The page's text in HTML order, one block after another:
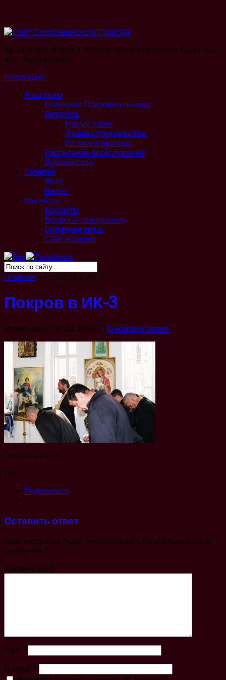
Храм иконы Божией Матери «Всех скорбящих Радость»
пос. Шаумянского
Навигация
Наш храм
Небесная Покровительница
Летопись
Новый храм.
Этапы строительства.
Из жизни прихода
Расписание богослужений
Духовенство
Галерея
Фото
Видео
Контакты
Контакты
Вопросы священнику
Обратная связь
Cайт епархии
Главная » » Покров в ИК-3
Покров в ИК-3
Размещено Окт 22, 2013 в | 0 комментариев
Покров в ИК-3
(9)
Поделиться
Оставить ответ
Ваш e-mail не будет опубликован. Обязательные поля
помечены *
Комментарий
Имя *
E-mail *